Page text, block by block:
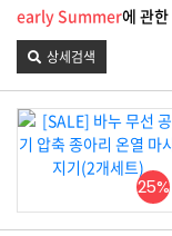
early Summer에 관한
상세검색
25%